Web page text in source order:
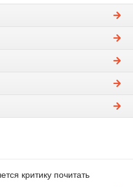
критику почитать